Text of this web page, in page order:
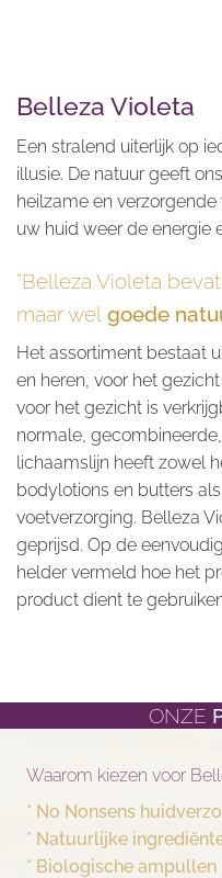
Belleza Violeta
Een stralend uiterlijk op
illusie. De natuur geeft
heilzame en
uw huid weer de energie
“Belleza Violeta
maar wel goede
Het assortiment bestaat
en heren, voor het
voor het gezicht is
normale,
lichaamslijn heeft zowel
bodylotions en butters
voetverzorging. Belleza
geprijsd. Op de
helder vermeld hoe het
product dient te
ONZE
Waarom kiezen voor
* No Nonsens
* Natuurlijke
* Biologische ampullen